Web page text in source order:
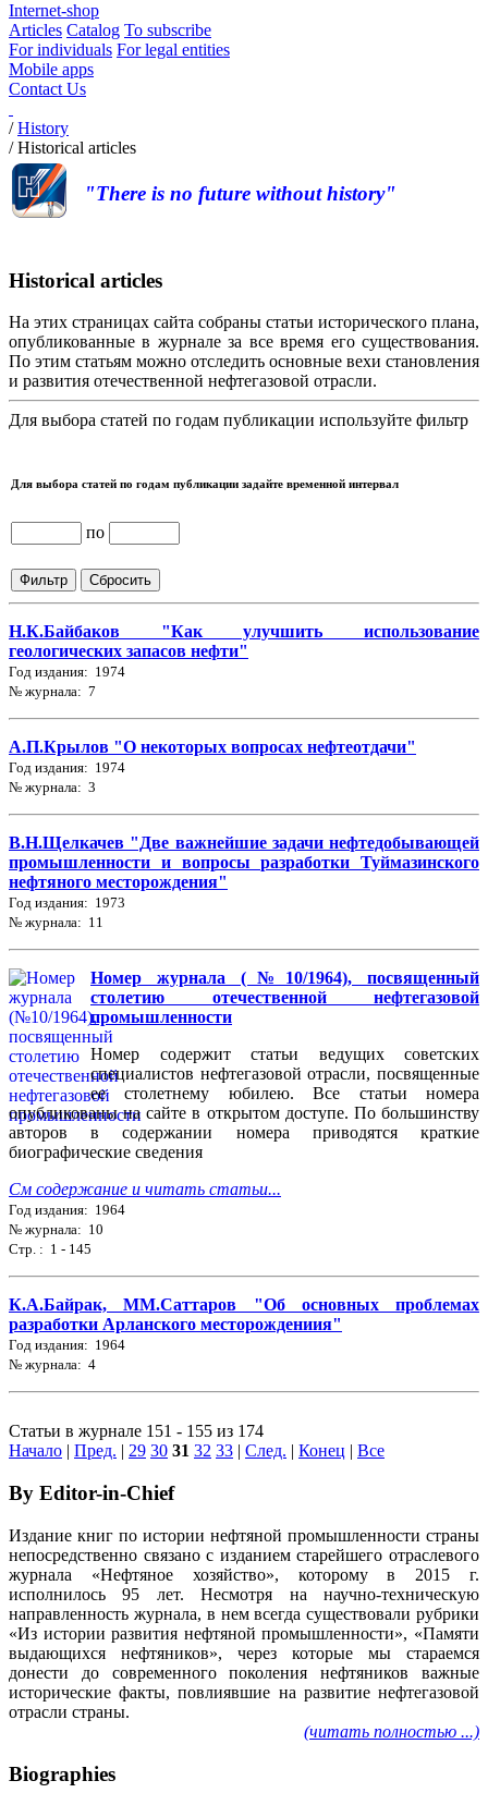
Internet-shop
Articles Catalog To subscribe
For individuals For legal entities
Mobile apps
Contact Us
/History
/Historical articles
"There is no future without history"
Historical articles
На этих страницах сайта собраны статьи исторического плана,
опубликованные в журнале за все время его существования.
По этим статьям можно отследить основные вехи становления
и развития отечественной нефтегазовой отрасли.
Для выбора статей по годам публикации используйте фильтр
Для выбора статей по годам публикации задайте временной интервал
по
Н.К.Байбаков "Как улучшить использование
геологических запасов нефти"
Год издания: 1974
№ журнала: 7
А.П.Крылов "О некоторых вопросах нефтеотдачи"
Год издания: 1974
№ журнала: 3
В.Н.Щелкачев "Две важнейшие задачи нефтедобывающей
промышленности и вопросы разработки Туймазинского
нефтяного месторождения"
Год издания: 1973
№ журнала: 11
Номер журнала (№10/1964), посвященный
столетию отечественной нефтегазовой
промышленности
Номер содержит статьи ведущих советских
специалистов нефтегазовой отрасли, посвященные
ее столетнему юбилею. Все статьи номера
опубликованы на сайте в открытом доступе. По большинству
авторов в содержании номера приводятся краткие
биографические сведения
См содержание и читать статьи...
Год издания: 1964
№ журнала: 10
Стр. : 1 - 145
К.А.Байрак, ММ.Саттаров "Об основных проблемах
разработки Арланского месторождениия"
Год издания: 1964
№ журнала: 4
Статьи в журнале 151 - 155 из 174
Начало | Пред. | 29 30 31 32 33 | След. | Конец | Все
By Editor-in-Chief
Издание книг по истории нефтяной промышленности страны
непосредственно связано с изданием старейшего отраслевого
журнала «Нефтяное хозяйство», которому в 2015 г.
исполнилось 95 лет. Несмотря на научно-техническую
направленность журнала, в нем всегда существовали рубрики
«Из истории развития нефтяной промышленности», «Памяти
выдающихся нефтяников», через которые мы стараемся
донести до современного поколения нефтяников важные
исторические факты, повлиявшие на развитие нефтегазовой
отрасли страны.
(читать полностью ...)
Biographies